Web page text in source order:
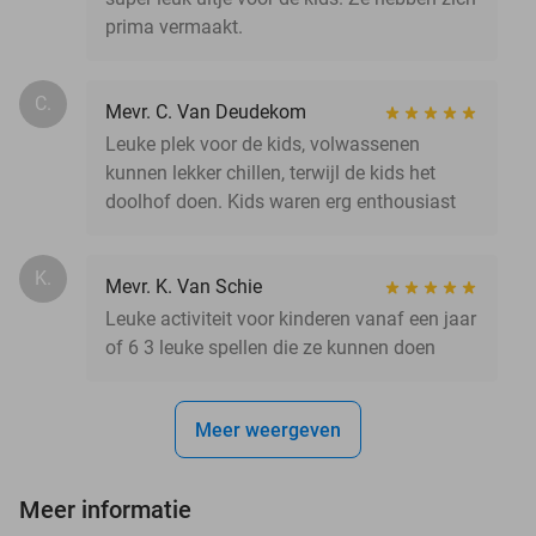
prima vermaakt.
C.
Mevr. C. Van Deudekom
Leuke plek voor de kids, volwassenen
kunnen lekker chillen, terwijl de kids het
doolhof doen. Kids waren erg enthousiast
K.
Mevr. K. Van Schie
Leuke activiteit voor kinderen vanaf een jaar
of 6 3 leuke spellen die ze kunnen doen
Meer weergeven
Meer informatie